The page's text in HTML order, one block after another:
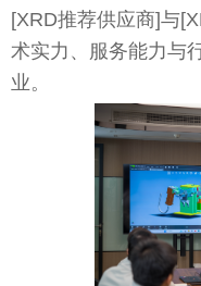
[XRD推荐供应商]与
术实力、服务能力与
业。